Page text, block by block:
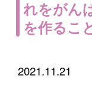
れをがん
を作るこ
2021.11.21